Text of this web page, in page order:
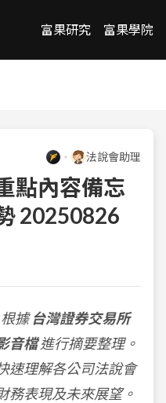
富果研究 富果學院
法說會助理
點內容備忘
20250826
據台灣證券交易所
音檔進行摘要整理。
速理解各公司法說會
務表現及未來展望。